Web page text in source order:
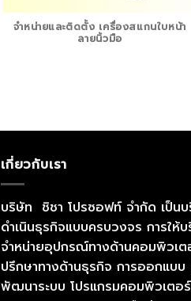
จำหน่ายและติดตั้ง เครื่องสแกนใบหน้า
ลายนิ้วมือ
เกี่ยวกับเรา
บริษัท ชิชา โปรซอฟท์ จำกัด เป็น
ดำเนินธุรกิจแบบครบวงจร การให้บ
จำหน่ายอุปกรณ์ทางด้านคอมพิวเต
ปรึกษาทางด้านธุรกิจ การออกแบบ
พัฒนาระบบ โปรแกรมคอมพิวเตอ